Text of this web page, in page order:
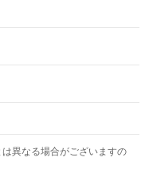
装備あり
異なる場合がございますの